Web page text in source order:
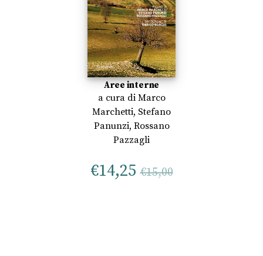
Aree interne
a cura di Marco
Marchetti, Stefano
Panunzi, Rossano
Pazzagli
€14,25 €15,00